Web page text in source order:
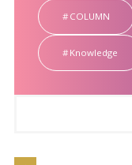
COLUMN
Knowledge